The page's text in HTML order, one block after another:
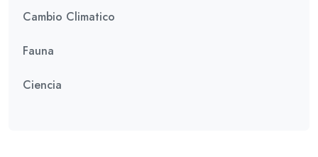
Cambio Climatico
Fauna
Ciencia